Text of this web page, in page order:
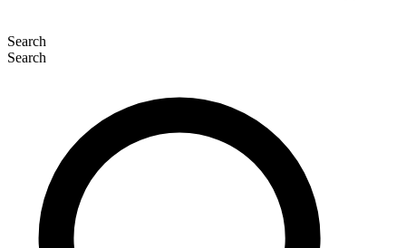
Search
Search